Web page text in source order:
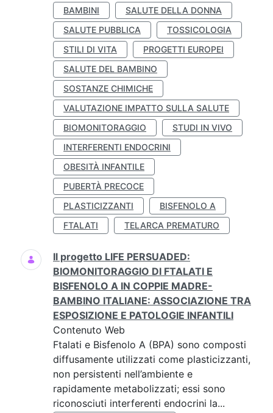
BAMBINI
SALUTE DELLA DONNA
SALUTE PUBBLICA
TOSSICOLOGIA
STILI DI VITA
PROGETTI EUROPEI
SALUTE DEL BAMBINO
SOSTANZE CHIMICHE
VALUTAZIONE IMPATTO SULLA SALUTE
BIOMONITORAGGIO
STUDI IN VIVO
INTERFERENTI ENDOCRINI
OBESITÀ INFANTILE
PUBERTÀ PRECOCE
PLASTICIZZANTI
BISFENOLO A
FTALATI
TELARCA PREMATURO
Il progetto LIFE PERSUADED:
BIOMONITORAGGIO DI FTALATI E
BISFENOLO A IN COPPIE MADRE-
BAMBINO ITALIANE: ASSOCIAZIONE TRA
ESPOSIZIONE E PATOLOGIE INFANTILI
Contenuto Web
Ftalati e Bisfenolo A (BPA) sono composti
diffusamente utilizzati come plasticizzanti,
non persistenti nell’ambiente e
rapidamente metabolizzati; essi sono
riconosciuti interferenti endocrini la...